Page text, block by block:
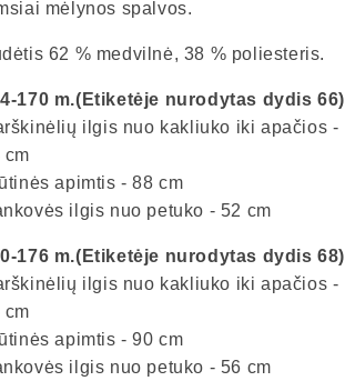
mėlynos spalvos.
62 % medvilnė, 38 % poliesteris.
170 m.(Etiketėje nurodytas dydis 66)
ilgis nuo kakliuko iki apačios -
cm
apimtis - 88 cm
ilgis nuo petuko - 52 cm
176 m.(Etiketėje nurodytas dydis 68)
ilgis nuo kakliuko iki apačios -
cm
apimtis - 90 cm
ilgis nuo petuko - 56 cm